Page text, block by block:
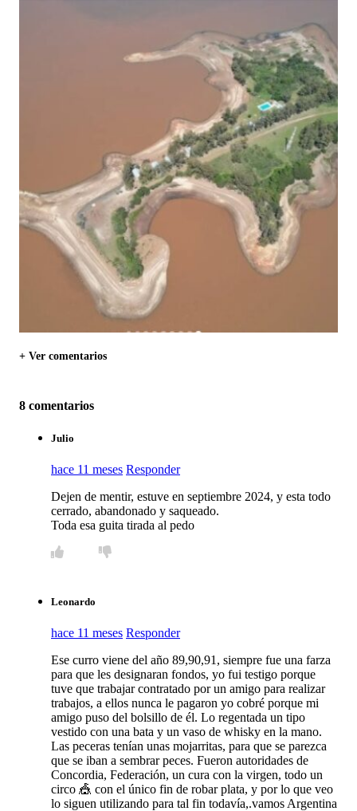
+ Ver comentarios
8 comentarios
Julio
hace 11 meses Responder
Dejen de mentir, estuve en septiembre 2024, y esta todo
cerrado, abandonado y saqueado.
Toda esa guita tirada al pedo
Leonardo
hace 11 meses Responder
Ese curro viene del año 89,90,91, siempre fue una farza
para que les designaran fondos, yo fui testigo porque
tuve que trabajar contratado por un amigo para realizar
trabajos, a ellos nunca le pagaron yo cobré porque mi
amigo puso del bolsillo de él. Lo regentada un tipo
vestido con una bata y un vaso de whisky en la mano.
Las peceras tenían unas mojarritas, para que se parezca
que se iban a sembrar peces. Fueron autoridades de
Concordia, Federación, un cura con la virgen, todo un
circo 🎪 con el único fin de robar plata, y por lo que veo
lo siguen utilizando para tal fin todavía,.vamos Argentina